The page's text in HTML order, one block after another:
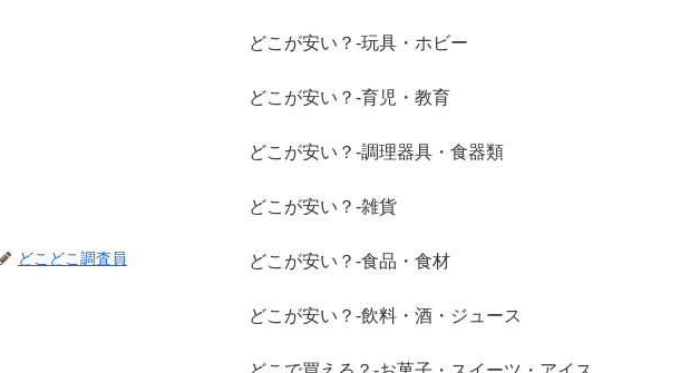
どこどこ調査員
どこが安い？-玩具・ホビー
どこが安い？-育児・教育
どこが安い？-調理器具・食器類
どこが安い？-雑貨
どこが安い？-食品・食材
どこが安い？-飲料・酒・ジュース